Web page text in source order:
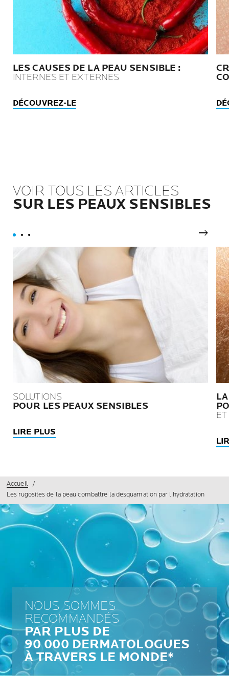
LES CAUSES DE LA PEAU SENSIBLE :
INTERNES ET EXTERNES
DÉCOUVREZ-LE
VOIR TOUS LES ARTICLES
SUR LES PEAUX SENSIBLES
SOLUTIONS
POUR LES PEAUX SENSIBLES
LIRE PLUS
Accueil
Les rugosites de la peau combattre la desquamation par l hydratation
NOUS SOMMES
RECOMMANDÉS
PAR PLUS DE
90 000 DERMATOLOGUES
À TRAVERS LE MONDE*